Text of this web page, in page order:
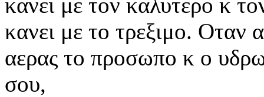
κανει με το τρεξιμο. Οταν
αερας το προσωπο κ ο
σου,